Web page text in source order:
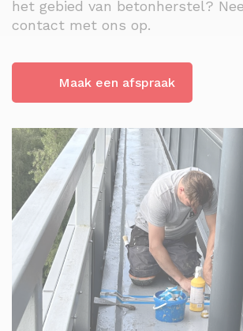
het gebied van betonherstel?
contact met ons op.
Maak een afspraak